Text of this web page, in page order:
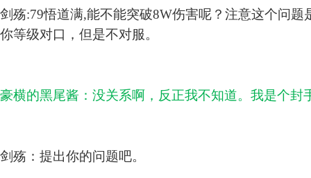
剑殇:79悟道满,能不能突破8W伤害呢？注意这个问题
你等级对口，但是不对服。
豪横的黑尾酱：没关系啊，反正我不知道。我是个封
剑殇：提出你的问题吧。